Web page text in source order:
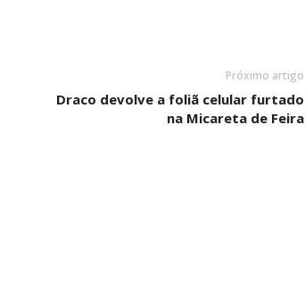
Próximo artigo
Draco devolve a foliã celular furtado
na Micareta de Feira